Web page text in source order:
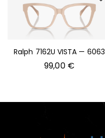
Ralph 7162U VISTA — 6063
99,00 €